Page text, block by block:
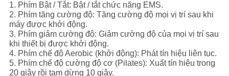
1. Phím Bật / Tắt: Bật / tắt chức năng EMS.
2. Phím tăng cường độ: Tăng cường độ mọi vị trí sau khi
máy được khởi động.
3. Phím giảm cường độ: Giảm cường độ của mọi vị trí sau
khi thiết bị được khởi động.
4. Phím chế độ Aerobic (khởi động): Phát tín hiệu liên tục.
5. Phím chế độ cường độ cơ (Pilates): Xuất tín hiệu trong
20 giây rồi tạm dừng 10 giây.